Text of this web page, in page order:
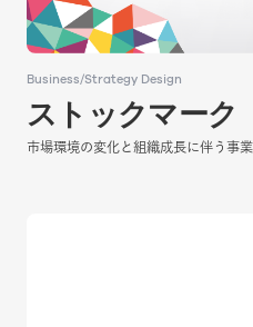
Business/Strategy Design
​​ストックマーク​​
市場環境の変化と組織成長に伴う事
Business/Strategy Design
​​ストックマーク​​
市場環境の変化と組織成長に伴う事